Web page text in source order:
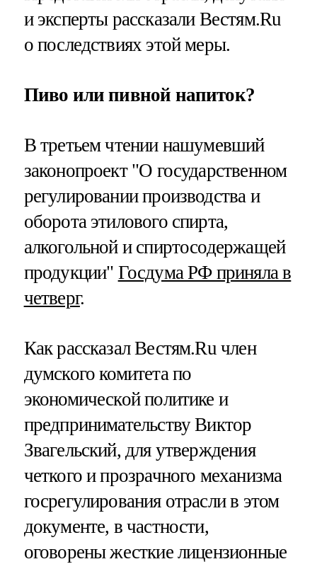
и эксперты рассказали Вестям.Ru
о последствиях этой меры.
Пиво или пивной напиток?
В третьем чтении нашумевший
законопроект "О государственном
регулировании производства и
оборота этилового спирта,
алкогольной и спиртосодержащей
продукции" Госдума РФ приняла в
четверг.
Как рассказал Вестям.Ru член
думского комитета по
экономической политике и
предпринимательству Виктор
Звагельский, для утверждения
четкого и прозрачного механизма
госрегулирования отрасли в этом
документе, в частности,
оговорены жесткие лицензионные